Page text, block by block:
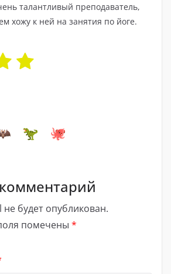
талантливый преподаватель,
хожу к ней на занятия по йоге.
будет опубликован.
помечены *